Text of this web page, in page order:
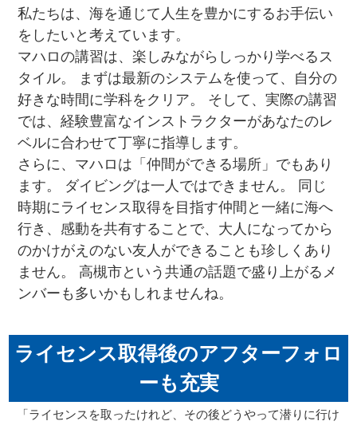
私たちは、海を通じて人生を豊かにするお手伝い
をしたいと考えています。
マハロの講習は、楽しみながらしっかり学べるス
タイル。 まずは最新のシステムを使って、自分の
好きな時間に学科をクリア。 そして、実際の講習
では、経験豊富なインストラクターがあなたのレ
ベルに合わせて丁寧に指導します。
さらに、マハロは「仲間ができる場所」でもあり
ます。 ダイビングは一人ではできません。 同じ
時期にライセンス取得を目指す仲間と一緒に海へ
行き、感動を共有することで、大人になってから
のかけがえのない友人ができることも珍しくあり
ません。 高槻市という共通の話題で盛り上がるメ
ンバーも多いかもしれませんね。
ライセンス取得後のアフターフォロ
ーも充実
「ライセンスを取ったけれど、その後どうやって潜りに行け